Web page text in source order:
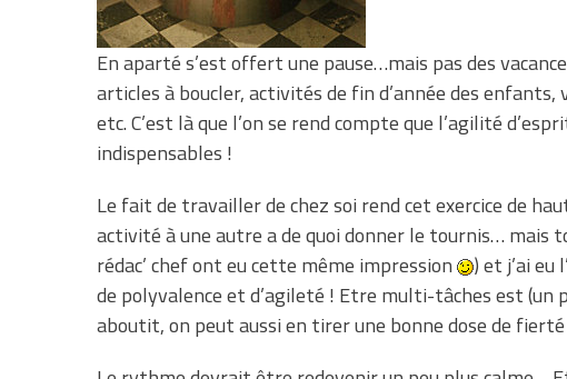
En aparté s’est offert une pause…mais pas des
articles à boucler, activités de fin d’année des
etc. C’est là que l’on se rend compte que l’agilité
indispensables !
Le fait de travailler de chez soi rend cet exercice de
activité à une autre a de quoi donner le tournis… mais
rédac’ chef ont eu cette même impression
) et j’ai eu
de polyvalence et d’agileté ! Etre multi-tâches est (un
aboutit, on peut aussi en tirer une bonne dose de